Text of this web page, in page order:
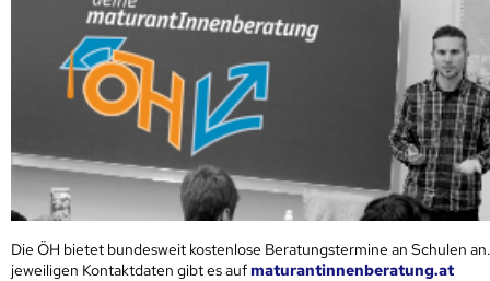
Die ÖH bietet bundesweit kostenlose Beratungstermine an Schulen
jeweiligen Kontaktdaten gibt es aufmaturantinnenberatung.at